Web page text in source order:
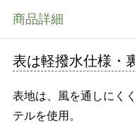
商品詳細
表は軽撥水仕様・
表地は、風を通しにく
テルを使用。